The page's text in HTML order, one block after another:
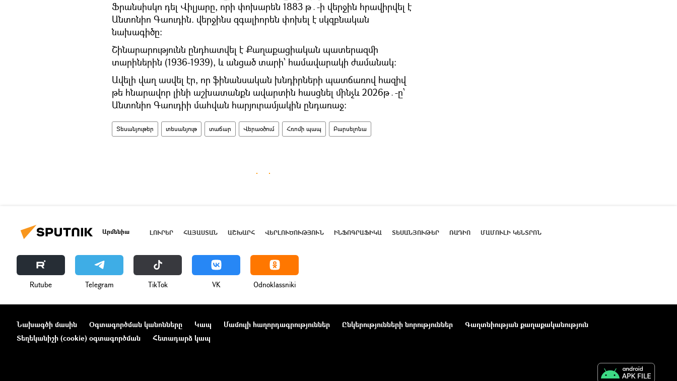
Ֆրանսիսկո դել Վիլյարը, որի փոխարեն 1883 թ․-ի վերջին հրավիրվել է
Անտոնիո Գաուդին. վերջինս զգալիորեն փոխել է սկզբնական
նախագիծը։
Շինարարությունն ընդհատվել է Քաղաքացիական պատերազմի
տարիներին (1936-1939), և անցած տարի՝ համավարակի ժամանակ։
Ավելի վաղ ասվել էր, որ ֆինանսական խնդիրների պատճառով հազիվ
թե հնարավոր լինի աշխատանքն ավարտին հասցնել մինչև 2026թ․-ը՝
Անտոնիո Գաուդիի մահվան հարյուրամյակին ընդառաջ։
Տեսանյութեր տեսանյութ տաճար Վերաօծում Հռոմի պապ Բարսելոնա
Արմենիա ԼՈՒՐԵՐ ՀԱՅԱՍՏԱՆ ԱՇԽԱՐՀ ՎԵՐԼՈՒԾՈՒԹՅՈՒՆ ԻՆՖՈԳՐԱՖԻԿԱ ՏԵՍԱՆՅՈՒԹԵՐ ՌԱԴԻՈ ՄԱՄՈՒԼԻ ԿԵՆՏՐՈՆ
Rutube Telegram ТikТоk VK Odnoklassniki
Նախագծի մասին Օգտագործման կանոնները Կապ Մամուլի հաղորդագրություններ Ընկերությունների նորություններ
Գաղտնիության քաղաքականություն
Տեղեկանիշի (cookie) օգտագործման
Հետադարձ կապ